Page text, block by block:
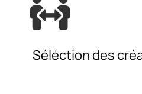
Séléction des